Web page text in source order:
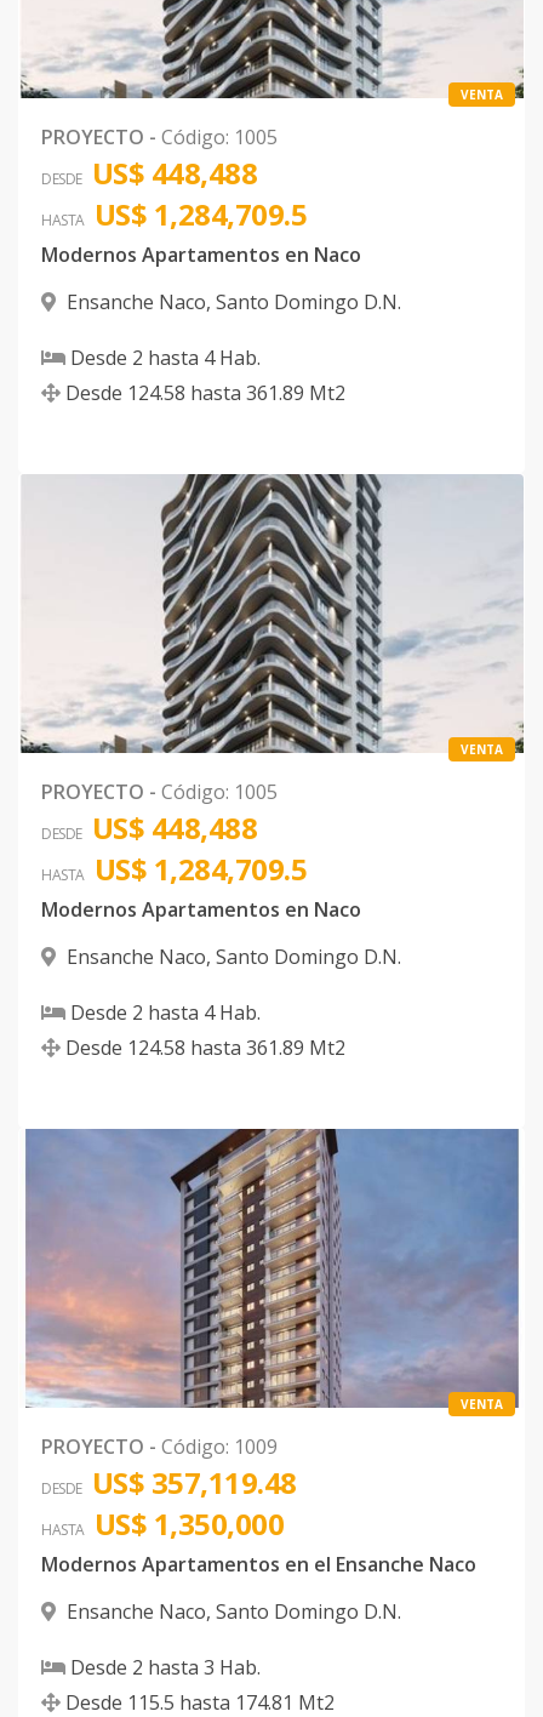
VENTA
PROYECTO - Código: 1005
DESDE US$ 448,488
HASTA US$ 1,284,709.5
Modernos Apartamentos en Naco
Ensanche Naco, Santo Domingo D.N.
Desde 2 hasta 4Hab.
Desde 124.58 hasta 361.89 Mt2
VENTA
PROYECTO - Código: 1005
DESDE US$ 448,488
HASTA US$ 1,284,709.5
Modernos Apartamentos en Naco
Ensanche Naco, Santo Domingo D.N.
Desde 2 hasta 4Hab.
Desde 124.58 hasta 361.89 Mt2
VENTA
PROYECTO - Código: 1009
DESDE US$ 357,119.48
HASTA US$ 1,350,000
Modernos Apartamentos en el Ensanche Naco
Ensanche Naco, Santo Domingo D.N.
Desde 2 hasta 3 Hab.
Desde 115.5 hasta 174.81 Mt2